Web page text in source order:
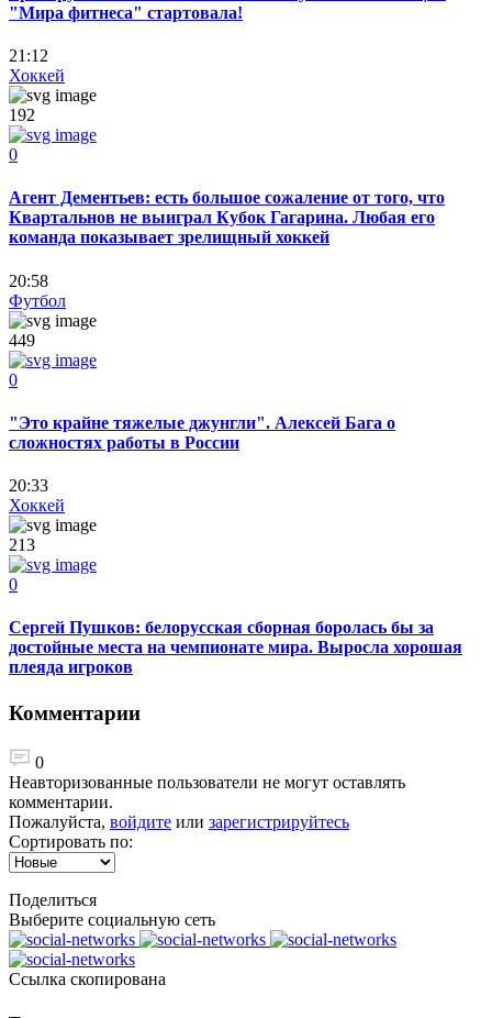
"Мира фитнеса" стартовала!
21:12
Хоккей
192
0
Агент Дементьев: есть большое сожаление от того, что
Квартальнов не выиграл Кубок Гагарина. Любая его
команда показывает зрелищный хоккей
20:58
Футбол
449
0
"Это крайне тяжелые джунгли". Алексей Бага о
сложностях работы в России
20:33
Хоккей
213
0
Сергей Пушков: белорусская сборная боролась бы за
достойные места на чемпионате мира. Выросла хорошая
плеяда игроков
Комментарии
0
Неавторизованные пользователи не могут оставлять
комментарии.
Пожалуйста, войдите или зарегистрируйтесь
Сортировать по:
Поделиться
Выберите социальную сеть
Ccылка скопирована